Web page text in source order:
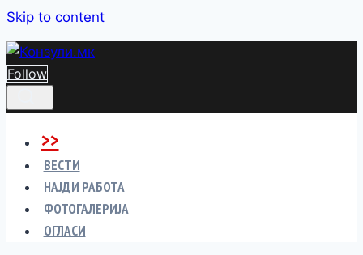
Skip to content
Follow
>>
ВЕСТИ
НАЈДИ РАБОТА
ФОТОГАЛЕРИЈА
ОГЛАСИ